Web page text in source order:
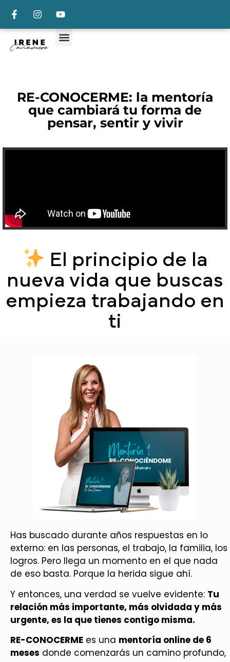
RE-CONOCERME: la mentoría
que cambiará tu forma de
pensar, sentir y vivir
El principio de la
nueva vida que buscas
empieza trabajando en
ti
Has buscado durante años respuestas en lo
externo: en las personas, el trabajo, la familia, los
logros. Pero llega un momento en el que nada
de eso basta. Porque la herida sigue ahí.
Y entonces, una verdad se vuelve evidente: Tu
relación más importante, más olvidada y más
urgente, es la que tienes contigo misma.
RE-CONOCERME es una mentoría online de 6
meses donde comenzarás un camino profundo,